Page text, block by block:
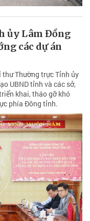
ủy Lâm Đồng
các dự án
thư Thường trực Tỉnh ủy
UBND tỉnh và các sở,
khai, tháo gỡ khó
phía Đông tỉnh.